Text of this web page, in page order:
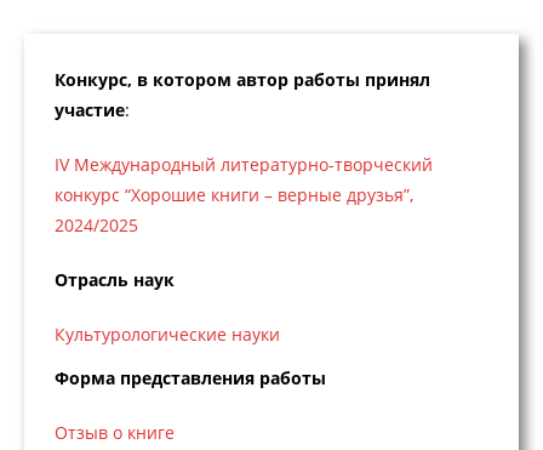
Конкурс, в котором автор работы принял
участие:
IV Международный литературно-творческий
конкурс “Хорошие книги – верные друзья”,
2024/2025
Отрасль наук
Культурологические науки
Форма представления работы
Отзыв о книге